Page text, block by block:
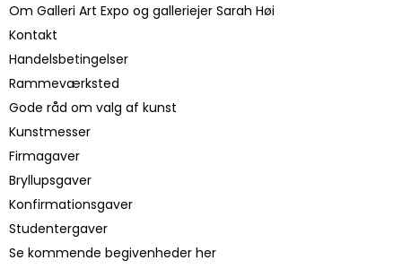
Om Galleri Art Expo og galleriejer Sarah Høi
Kontakt
Handelsbetingelser
Rammeværksted
Gode råd om valg af kunst
Kunstmesser
Firmagaver
Bryllupsgaver
Konfirmationsgaver
Studentergaver
Se kommende begivenheder her